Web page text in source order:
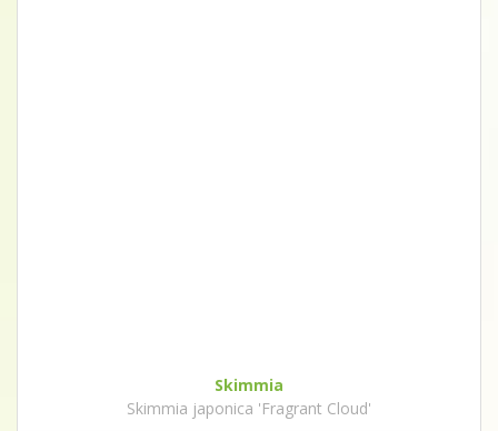
Skimmia
Skimmia japonica 'Fragrant Cloud'